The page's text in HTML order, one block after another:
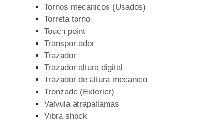
Tornos mecanicos (Usados)
Torreta torno
Touch point
Transportador
Trazador
Trazador altura digital
Trazador de altura mecanico
Tronzado (Exterior)
Valvula atrapallamas
Vibra shock